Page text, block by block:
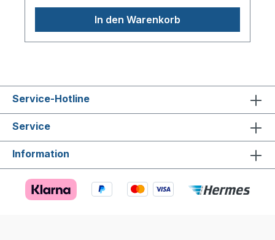
In den Warenkorb
Service-Hotline
Service
Information